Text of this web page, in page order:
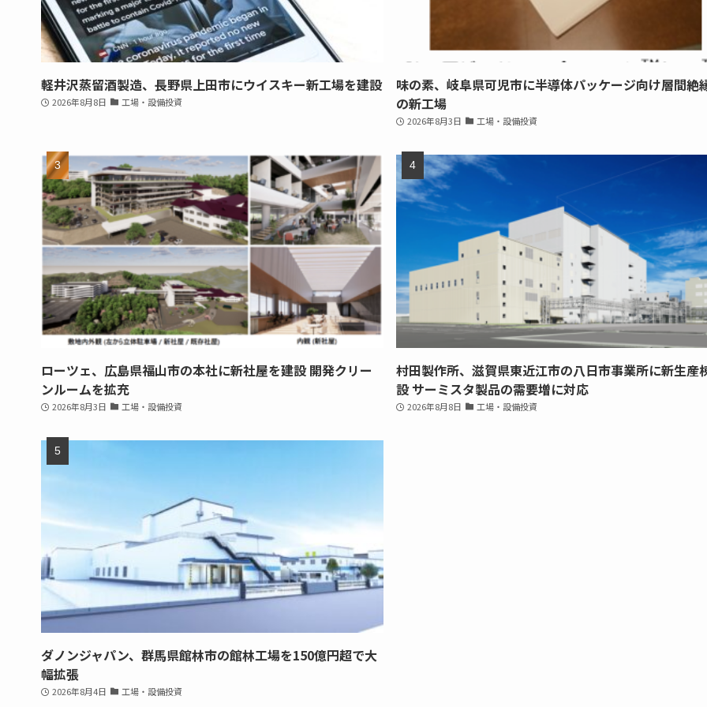
軽井沢蒸留酒製造、長野県上田市にウイスキー新工場を建設
2026年8月8日 工場・設備投資
味の素、岐阜県可児市に半導体パッケージ向け層間絶
の新工場
2026年8月3日 工場・設備投資
ローツェ、広島県福山市の本社に新社屋を建設 開発クリー
ンルームを拡充
2026年8月3日 工場・設備投資
村田製作所、滋賀県東近江市の八日市事業所に新生産
設 サーミスタ製品の需要増に対応
2026年8月8日 工場・設備投資
ダノンジャパン、群馬県館林市の館林工場を150億円超で大
幅拡張
2026年8月4日 工場・設備投資